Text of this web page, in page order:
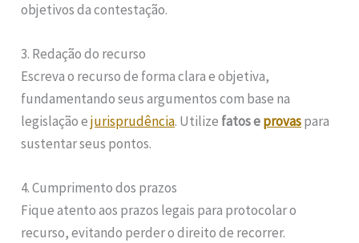
objetivos da contestação.
3. Redação do recurso
Escreva o recurso de forma clara e objetiva,
fundamentando seus argumentos com base na
legislação ejurisprudência. Utilize fatos eprovaspara
sustentar seus pontos.
4. Cumprimento dos prazos
Fique atento aos prazos legais para protocolar o
recurso, evitando perder o direito de recorrer.